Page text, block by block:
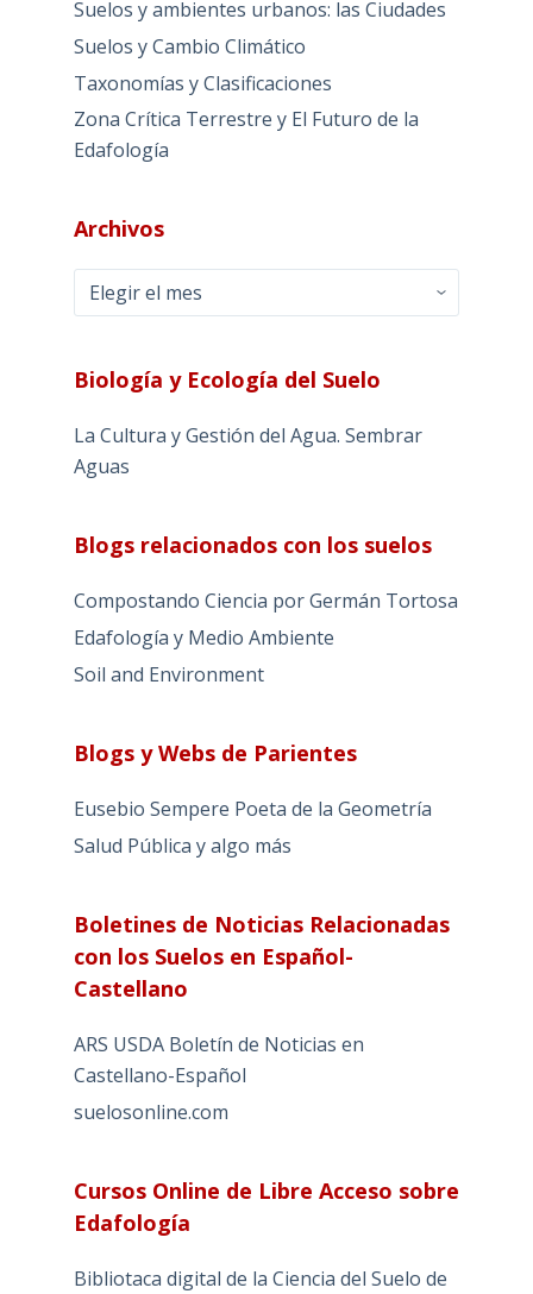
Suelos y ambientes urbanos: las Ciudades
Suelos y Cambio Climático
Taxonomías y Clasificaciones
Zona Crítica Terrestre y El Futuro de la
Edafología
Archivos
Archivos
Biología y Ecología del Suelo
La Cultura y Gestión del Agua. Sembrar
Aguas
Blogs relacionados con los suelos
Compostando Ciencia por Germán Tortosa
Edafología y Medio Ambiente
Soil and Environment
Blogs y Webs de Parientes
Eusebio Sempere Poeta de la Geometría
Salud Pública y algo más
Boletines de Noticias Relacionadas
con los Suelos en Español-
Castellano
ARS USDA Boletín de Noticias en
Castellano-Español
suelosonline.com
Cursos Online de Libre Acceso sobre
Edafología
Bibliotaca digital de la Ciencia del Suelo de